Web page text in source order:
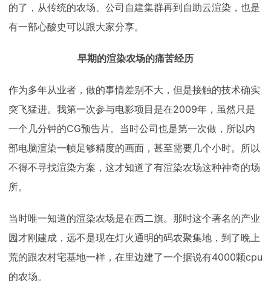
的了，从传统的农场、公司自建集群再到自助云渲染，也是
有一部心酸史可以跟大家分享。
早期的渲染农场的痛苦经历
作为多年从业者，做的事情差别不大，但是接触的技术确实
突飞猛进。我第一次参与电影项目是在2009年，虽然只是
一个几分钟的CG预告片。当时公司也是第一次做，所以内
部电脑渲染一帧足够精度的画面，甚至需要几个小时。所以
不得不寻找渲染方案，这才知道了有渲染农场这种神奇的场
所。
当时唯一知道的渲染农场是在西二旗。那时这个著名的产业
园才刚建成，远不是现在灯火通明的码农聚集地，到了晚上
荒的跟农村宅基地一样，在里边建了一个据说有4000颗cpu
的农场。